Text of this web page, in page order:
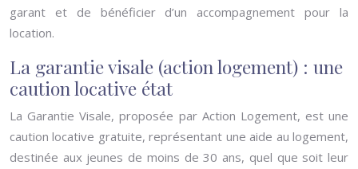
garant et de bénéficier d’un accompagnement pour la
location.
La garantie visale (action logement) : une
caution locative état
La Garantie Visale, proposée par Action Logement, est une
caution locative gratuite, représentant une aide au logement,
destinée aux jeunes de moins de 30 ans, quel que soit leur